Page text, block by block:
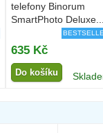
telefony Binorum
SmartPhoto Deluxe...
635 Kč
Do košíku